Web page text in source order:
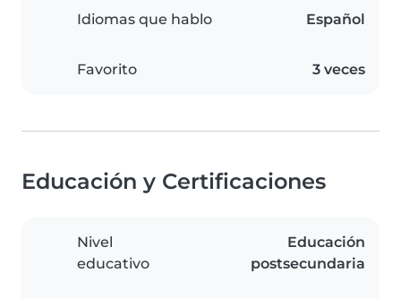
Idiomas que hablo Español
Favorito 3 veces
Educación y Certificaciones
Nivel
educativo
Educación
postsecundaria